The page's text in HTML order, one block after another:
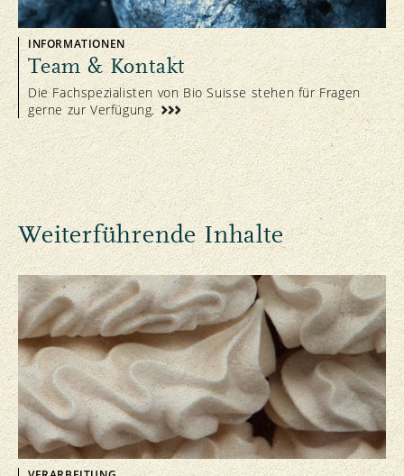
INFORMATIONEN
Team & Kontakt
Die Fachspezialisten von Bio Suisse stehen für Fragen
gerne zur Verfügung.
Weiterführende Inhalte